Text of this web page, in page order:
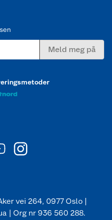
Meld meg på
vei 264, 0977 Oslo |
| Org nr 936 560 288.